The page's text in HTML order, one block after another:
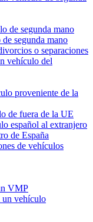
de segunda mano
segunda mano
o separaciones
vehículo del
proveniente de la
de fuera de la UE
español al extranjero
de España
de vehículos
VMP
un vehículo